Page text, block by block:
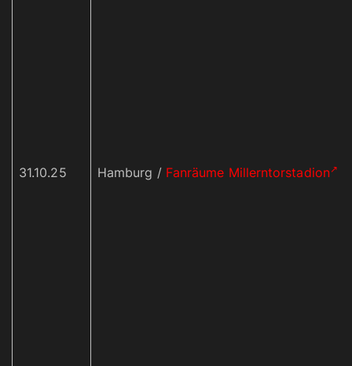
31.10.25 Hamburg / Fanräume Millerntorstadion